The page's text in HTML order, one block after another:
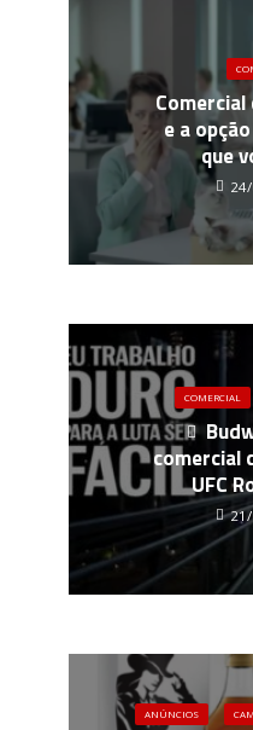
e a
que
COMERCIAL
comercial
UFC
ANÚNCIOS